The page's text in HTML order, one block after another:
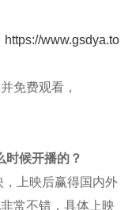
https://www.gsdya.to
免费观看，
时候开播的？
上映后赢得国内外
常不错，具体上映